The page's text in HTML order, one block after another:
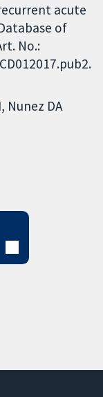
acute
of
No.:
Nunez DA